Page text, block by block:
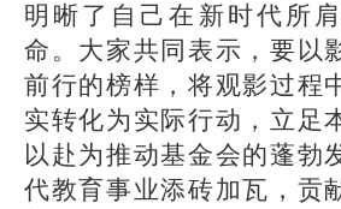
明晰了自己在新时代所
命。大家共同表示，要以
前行的榜样，将观影过程
实转化为实际行动，立足
以赴为推动基金会的蓬勃
代教育事业添砖加瓦，贡